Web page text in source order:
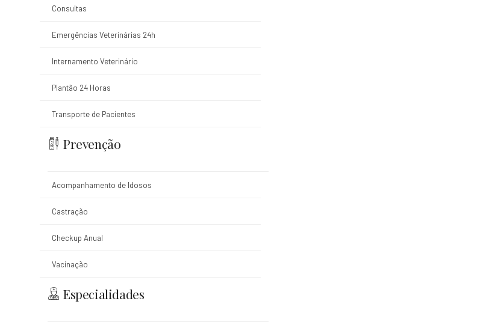
Consultas
Emergências Veterinárias 24h
Internamento Veterinário
Plantão 24 Horas
Transporte de Pacientes
Prevenção
Acompanhamento de Idosos
Castração
Checkup Anual
Vacinação
Especialidades